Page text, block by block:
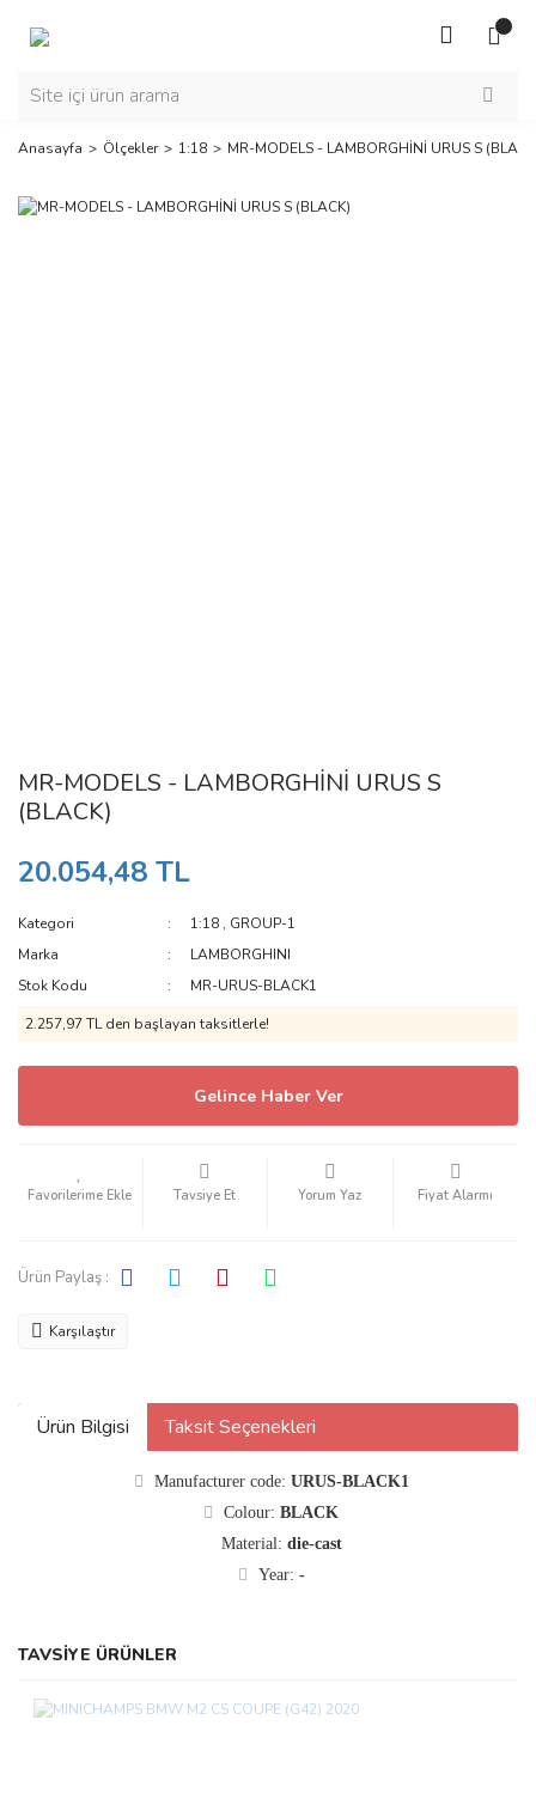
Anasayfa Ölçekler 1:18 MR-MODELS - LAMBORGHİNİ URUS S
MR-MODELS - LAMBORGHİNİ URUS S
(BLACK)
20.054,48 TL
Kategori 1:18 , GROUP-1
Marka
LAMBORGHINI
Stok Kodu
MR-URUS-BLACK1
2.257,97 TL den başlayan taksitlerle!
Gelince Haber Ver
Tavsiye Et Yorum Yaz Fiyat Alarmı
Ürün Paylaş :
Karşılaştır
Ürün Bilgisi Taksit Seçenekleri
Manufacturer code: URUS-BLACK1
Colour: BLACK
Material: die-cast
Year: -
TAVSİYE ÜRÜNLER